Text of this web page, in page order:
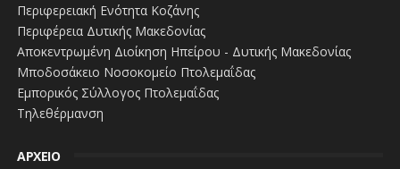
Περιφερειακή Ενότητα Κοζάνης
Περιφέρεια Δυτικής Μακεδονίας
Αποκεντρωμένη Διοίκηση Ηπείρου - Δυτικής Μακεδονίας
Μποδοσάκειο Νοσοκομείο Πτολεμαΐδας
Εμπορικός Σύλλογος Πτολεμαΐδας
Τηλεθέρμανση
ΑΡΧΕΙΟ